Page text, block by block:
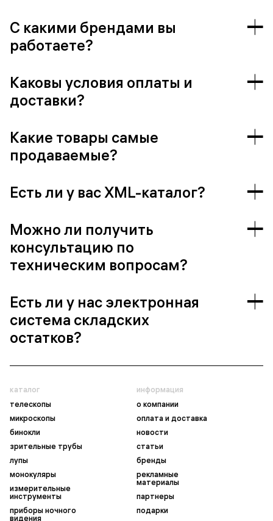
С какими брендами вы
работаете?
Каковы условия оплаты и
доставки?
Какие товары самые
продаваемые?
Есть ли у вас XML-каталог?
Можно ли получить
консультацию по
техническим вопросам?
Есть ли у нас электронная
система складских
остатков?
каталог
телескопы
микроскопы
бинокли
зрительные трубы
лупы
монокуляры
измерительные
инструменты
приборы ночного
видения
информация
о компании
оплата и доставка
новости
статьи
бренды
рекламные
материалы
партнеры
подарки